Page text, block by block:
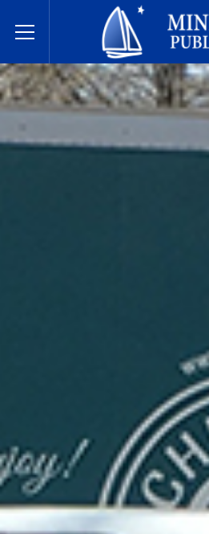
Toggle Menu
הציבוריים של מינטונקה